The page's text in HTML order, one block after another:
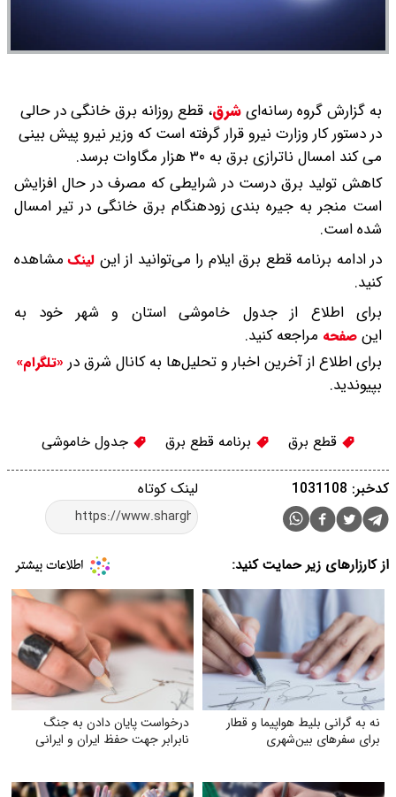
به گزارش گروه رسانه‌ایشرق، قطع روزانه برق خانگی در حالی
در دستور کار وزارت نیرو قرار گرفته است که وزیر نیرو پیش بینی
می کند امسال ناترازی برق به ۳۰ هزار مگاوات برسد.
کاهش تولید برق درست در شرایطی که مصرف در حال افزایش
است منجر به جیره بندی زودهنگام برق خانگی در تیر امسال
شده است.
در ادامه برنامه قطع برق ایلام را می‌توانید از این لینکمشاهده
کنید.
برای اطلاع از جدول خاموشی استان و شهر خود به
این صفحه مراجعه کنید.
برای اطلاع از آخرین اخبار و تحلیل‌ها به کانال شرق در «تلگرام»
بپیوندید.
قطع برق برنامه قطع برق جدول خاموشی
لینک کوتاه کدخبر: 1031108
از کارزارهای زیر حمایت کنید:
نه به گرانی بلیط هواپیما و قطار
برای سفرهای بین‌شهری
درخواست پایان دادن به جنگ
نابرابر جهت حفظ ایران و ایرانی